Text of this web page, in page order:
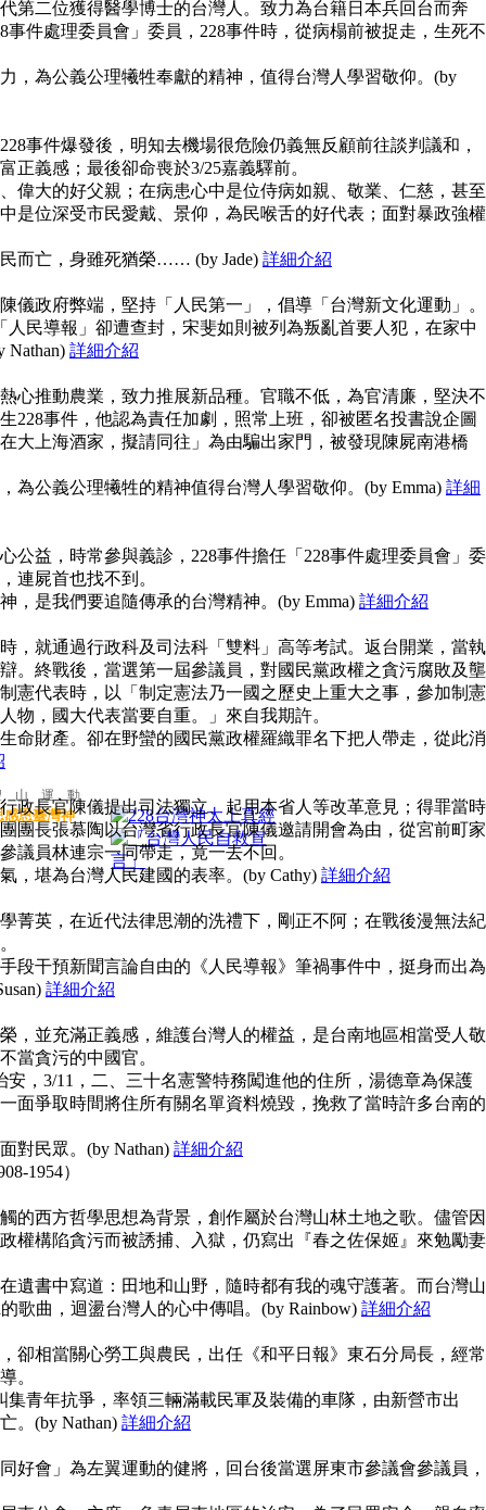
第二位獲得醫學博士的台灣人。致力為台籍日本兵回台而奔
事件處理委員會」委員，228事件時，從病榻前被捉走，生死不
，為公義公理犧牲奉獻的精神，值得台灣人學習敬仰。(by
事件爆發後，明知去機場很危險仍義無反顧前往談判議和，
正義感；最後卻命喪於3/25嘉義驛前。
偉大的好父親；在病患心中是位侍病如親、敬業、仁慈，甚至
是位深受市民愛戴、景仰，為民喉舌的好代表；面對暴政強權
而亡，身雖死猶榮…… (by Jade) 詳細介紹
儀政府弊端，堅持「人民第一」，倡導「台灣新文化運動」。
人民導報」卻遭查封，宋斐如則被列為叛亂首要人犯，在家中
Nathan) 詳細介紹
心推動農業，致力推展新品種。官職不低，為官清廉，堅決不
228事件，他認為責任加劇，照常上班，卻被匿名投書說企圖
大上海酒家，擬請同往」為由騙出家門，被發現陳屍南港橋
為公義公理犧牲的精神值得台灣人學習敬仰。(by Emma) 詳細
公益，時常參與義診，228事件擔任「228事件處理委員會」委
連屍首也找不到。
，是我們要追隨傳承的台灣精神。(by Emma) 詳細介紹
，就通過行政科及司法科「雙料」高等考試。返台開業，當執
。終戰後，當選第一屆參議員，對國民黨政權之貪污腐敗及壟
憲代表時，以「制定憲法乃一國之歷史上重大之事，參加制憲
物，國大代表當要自重。」來自我期許。
命財產。卻在野蠻的國民黨政權羅織罪名下把人帶走，從此消
政長官陳儀提出司法獨立、起用本省人等改革意見；得罪當時
團長張慕陶以台灣省行政長官陳儀邀請開會為由，從宮前町家
議員林連宗一同帶走，竟一去不回。
，堪為台灣人民建國的表率。(by Cathy) 詳細介紹
菁英，在近代法律思潮的洗禮下，剛正不阿；在戰後漫無法紀
段干預新聞言論自由的《人民導報》筆禍事件中，挺身而出為
詳細介紹
，並充滿正義感，維護台灣人的權益，是台南地區相當受人敬
當貪污的中國官。
安，3/11，二、三十名憲警特務闖進他的住所，湯德章為保護
面爭取時間將住所有關名單資料燒毀，挽救了當時許多台南的
對民眾。(by Nathan) 詳細介紹
1954）
的西方哲學思想為背景，創作屬於台灣山林土地之歌。儘管因
權構陷貪污而被誘捕、入獄，仍寫出『春之佐保姬』來勉勵妻
遺書中寫道：田地和山野，隨時都有我的魂守護著。而台灣山
的歌曲，迴盪台灣人的心中傳唱。(by Rainbow) 詳細介紹
卻相當關心勞工與農民，出任《和平日報》東石分局長，經常
。
集青年抗爭，率領三輛滿載民軍及裝備的車隊，由新營市出
。(by Nathan) 詳細介紹
好會」為左翼運動的健將，回台後當選屏東市參議會參議員，
山 運 動
感恩臺灣神